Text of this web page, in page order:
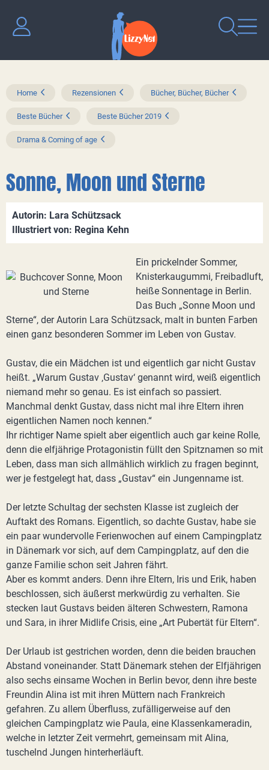
Home Rezensionen Bücher, Bücher, Bücher
Beste Bücher Beste Bücher 2019
Drama & Coming of age
Sonne, Moon und Sterne
Autorin: Lara Schützsack
Illustriert von: Regina Kehn
Ein prickelnder Sommer,
Knisterkaugummi, Freibadluft,
heiße Sonnentage in Berlin.
Das Buch „Sonne Moon und
Sterne“, der Autorin Lara Schützsack, malt in bunten Farben
einen ganz besonderen Sommer im Leben von Gustav.
Gustav, die ein Mädchen ist und eigentlich gar nicht Gustav
heißt. „Warum Gustav ‚Gustav‘ genannt wird, weiß eigentlich
niemand mehr so genau. Es ist einfach so passiert.
Manchmal denkt Gustav, dass nicht mal ihre Eltern ihren
eigentlichen Namen noch kennen.“
Ihr richtiger Name spielt aber eigentlich auch gar keine Rolle,
denn die elfjährige Protagonistin füllt den Spitznamen so mit
Leben, dass man sich allmählich wirklich zu fragen beginnt,
wer je festgelegt hat, dass „Gustav“ ein Jungenname ist.
Der letzte Schultag der sechsten Klasse ist zugleich der
Auftakt des Romans. Eigentlich, so dachte Gustav, habe sie
ein paar wundervolle Ferienwochen auf einem Campingplatz
in Dänemark vor sich, auf dem Campingplatz, auf den die
ganze Familie schon seit Jahren fährt.
Aber es kommt anders. Denn ihre Eltern, Iris und Erik, haben
beschlossen, sich äußerst merkwürdig zu verhalten. Sie
stecken laut Gustavs beiden älteren Schwestern, Ramona
und Sara, in ihrer Midlife Crisis, eine „Art Pubertät für Eltern“.
Der Urlaub ist gestrichen worden, denn die beiden brauchen
Abstand voneinander. Statt Dänemark stehen der Elfjährigen
also sechs einsame Wochen in Berlin bevor, denn ihre beste
Freundin Alina ist mit ihren Müttern nach Frankreich
gefahren. Zu allem Überfluss, zufälligerweise auf den
gleichen Campingplatz wie Paula, eine Klassenkameradin,
welche in letzter Zeit vermehrt, gemeinsam mit Alina,
tuschelnd Jungen hinterherläuft.